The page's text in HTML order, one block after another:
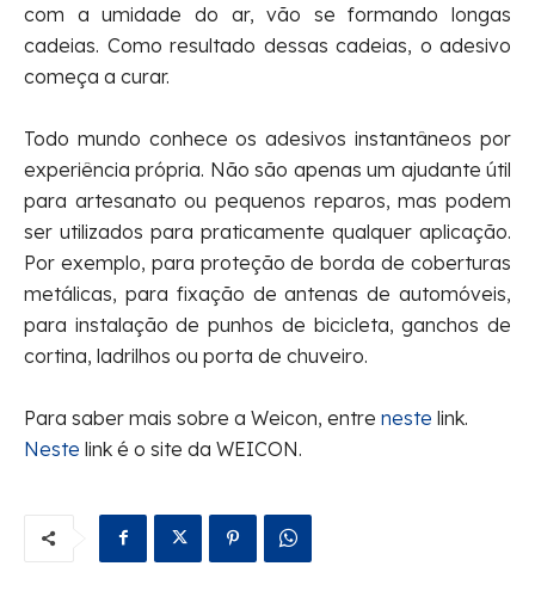
com a umidade do ar, vão se formando longas
cadeias. Como resultado dessas cadeias, o adesivo
começa a curar.
Todo mundo conhece os adesivos instantâneos por
experiência própria. Não são apenas um ajudante útil
para artesanato ou pequenos reparos, mas podem
ser utilizados para praticamente qualquer aplicação.
Por exemplo, para proteção de borda de coberturas
metálicas, para fixação de antenas de automóveis,
para instalação de punhos de bicicleta, ganchos de
cortina, ladrilhos ou porta de chuveiro.
Para saber mais sobre a Weicon, entre neste link.
Neste link é o site da WEICON.